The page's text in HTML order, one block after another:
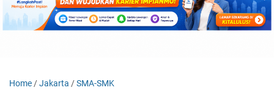
Home /Jakarta /SMA-SMK